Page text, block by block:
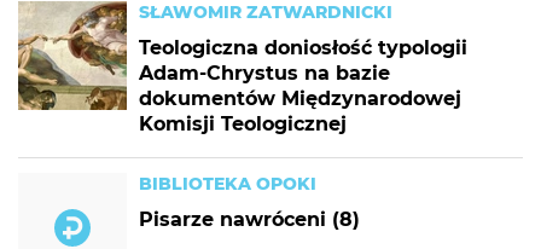
SŁAWOMIR ZATWARDNICKI
Teologiczna doniosłość typologii
Adam-Chrystus na bazie
dokumentów Międzynarodowej
Komisji Teologicznej
BIBLIOTEKA OPOKI
Pisarze nawróceni (8)